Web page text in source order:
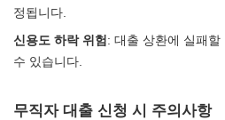
정됩니다.
신용도 하락 위험 : 대출 상환에 실패
수 있습니다.
무직자 대출 신청 시 주의사항